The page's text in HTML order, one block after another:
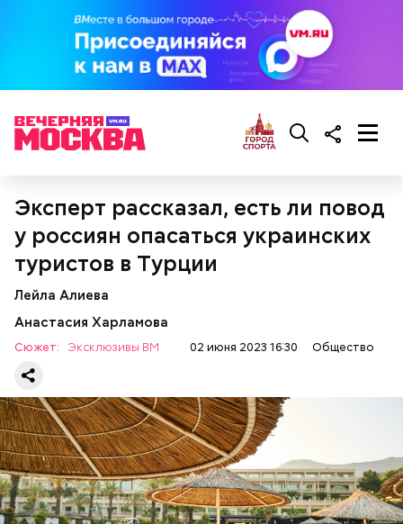
Эксперт рассказал, есть ли повод
у россиян опасаться украинских
туристов в Турции
Лейла Алиева
Анастасия Харламова
Сюжет: Эксклюзивы ВМ 02 июня 2023 16:30 Общество
сохранять спокойствие. Обычная молния — это
серьезно, особенно если находитесь в воде, около
отметил ученый.
Он также рассказал, что появление шаровых
молний не редкость и в Москве.